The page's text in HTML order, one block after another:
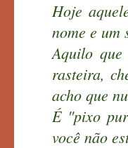
Hoje
nome e um
Aquilo
rasteira,
acho que
É "pixo
você não